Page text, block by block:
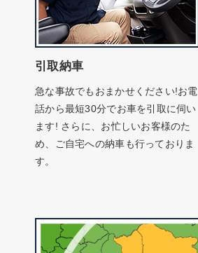
引取納車
急な事故でもおまかせください!お電
話から最短30分でお車を引取に伺い
ます! さらに、お忙しいお客様のた
め、ご自宅への納車も行っておりま
す。